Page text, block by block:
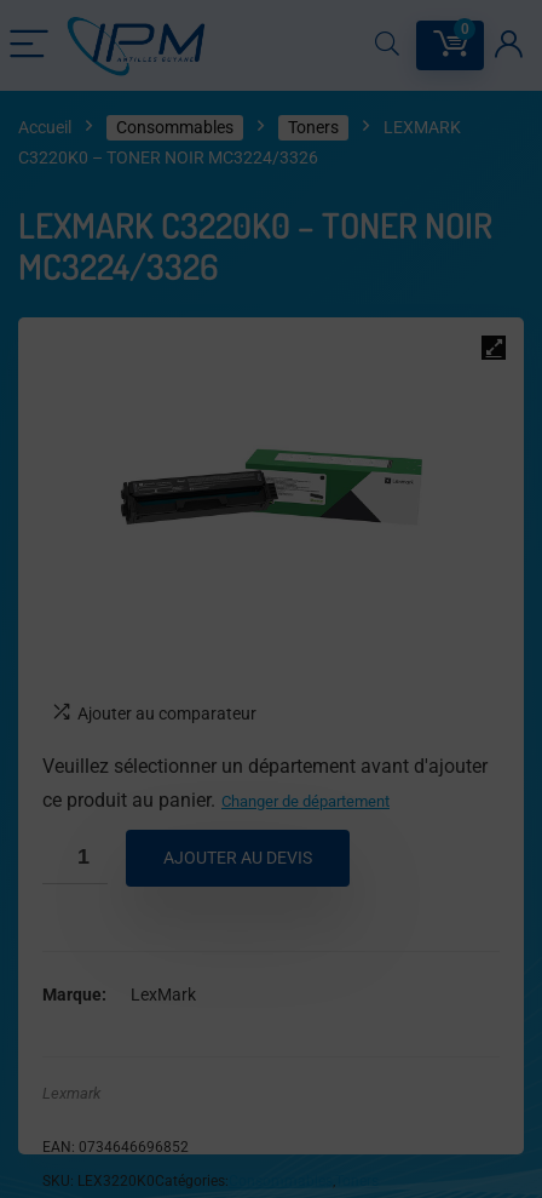
0
Accueil Consommables Toners
LEXMARK
C3220K0 – TONER NOIR MC3224/3326
LEXMARK C3220K0 – TONER NOIR
MC3224/3326
Ajouter au comparateur
Veuillez sélectionner un département avant d'ajouter
ce produit au panier. Changer de département
AJOUTER AU DEVIS
Marque LexMark
Lexmark
EAN: 0734646696852
SKU: LEX3220K0Catégories: ,